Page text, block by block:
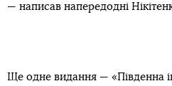
— написав напередодні
Ще одне видання — «Південна